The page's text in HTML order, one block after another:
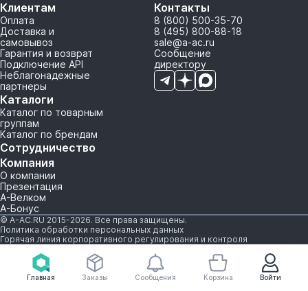
Главная Войти
Заказы Сообщения Корзина
Клиентам
Оплата
Доставка и
самовывоз
Гарантия и возврат
Подключение API
Неблагонадежные
партнеры
Каталоги
Каталог по товарным
группам
Каталог по брендам
Сотрудничество
Компания
О компании
Презентация
А-Велком
А-Бонус
Контакты
8 (800) 500-35-70
8 (495) 800-88-18
sale@a-ac.ru
Сообщение
директору
© A-AC.RU 2015-2026. Все права защищены.
Политика обработки персональных данных
Горячая линия корпоративного регулирования и контроля